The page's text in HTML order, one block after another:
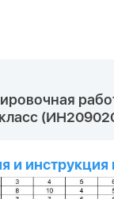
и инструкция